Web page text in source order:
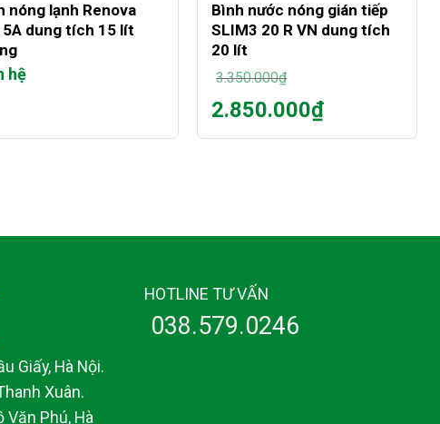
nóng lạnh Renova
dung tích 15 lít
hệ
Bình nước nóng gián tiếp
SLIM3 20 R VN dung tích
20 lít
3.350.000₫
Giá
gốc
là:
2.850.000₫
Giấy, Hà Nội.
Xuân.
Phú, Hà
HOTLINE TƯ VẤN
038.579.0246